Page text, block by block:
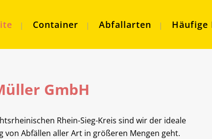
Container Abfallarten Häufige
GmbH
Rhein-Sieg-Kreis sind wir der ideale
Abfällen aller Art in größeren Mengen geht.